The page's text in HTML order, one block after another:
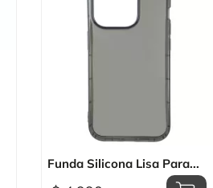
Vista rápida
Funda Silicona Lisa Para...